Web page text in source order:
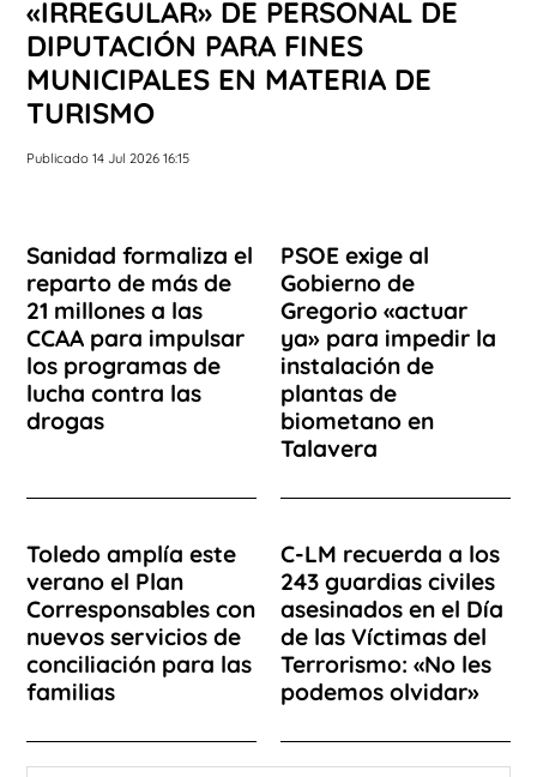
«IRREGULAR» DE PERSONAL DE
DIPUTACIÓN PARA FINES
MUNICIPALES EN MATERIA DE
TURISMO
Publicado 14 Jul 2026 16:15
Sanidad formaliza el
reparto de más de
21 millones a las
CCAA para impulsar
los programas de
lucha contra las
drogas
PSOE exige al
Gobierno de
Gregorio «actuar
ya» para impedir la
instalación de
plantas de
biometano en
Talavera
Toledo amplía este
verano el Plan
Corresponsables con
nuevos servicios de
conciliación para las
familias
C-LM recuerda a los
243 guardias civiles
asesinados en el Día
de las Víctimas del
Terrorismo: «No les
podemos olvidar»